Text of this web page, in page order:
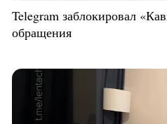
Telegram заблокировал
обращения